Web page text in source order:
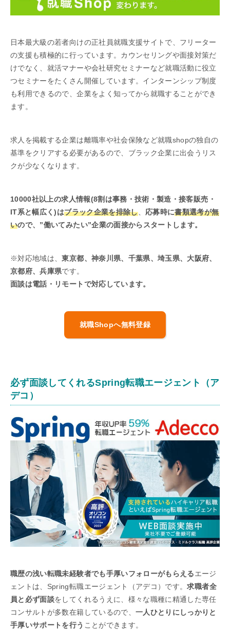
日本最大級の若者向けの正社員就職支援サイトで、フリーター
の支援も積極的に行っています。カウンセリングや面接対策だ
けでなく、就活マナーや会社研究セミナーなど就職活動に役立
つセミナーをたくさん開催しています。インターンシップ制度
も利用できるので、企業をよく知ってから就職することができ
ます。
求人を掲載する企業は離職率や社会保険など就職shopの独自の
基準をクリアする必要があるので、ブラック企業に出会うリス
クが少なくなります。
10000社以上の求人情報(8割は事務・技術・製造・接客販売・
IT系と幅広く)はブラック企業を排除し、 応募時に書類選考が無
いので、”働いてみたい”企業の面接からスタートします。
※対応地域は、東京都、神奈川県、千葉県、埼玉県、大阪府、
京都府、兵庫県です。
面談は電話・リモートで対応しています。
就職Shopへ無料登録
必ず面談してくれるSpring転職エージェント（ア
デコ）
職歴の浅い転職未経験者でも手厚いフォローがもらえるエージ
ェントは、Spring転職エージェント（アデコ）です。求職者全
員と必ず面談をしてくれるうえに、様々な職種に精通した専任
コンサルトが多数在籍しているので、 一人ひとりにしっかりと
手厚いサポートを行う ことができます。